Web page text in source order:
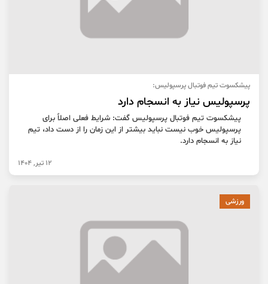
پیشکسوت تیم فوتبال پرسپولیس:
پرسپولیس نیاز به انسجام دارد
پیشکسوت تیم فوتبال پرسپولیس گفت: شرایط فعلی اصلاً برای
پرسپولیس خوب نیست نباید بیشتر از این زمان را از دست داد، تیم
نیاز به انسجام دارد.
12 تیر, 1404
ورزشی